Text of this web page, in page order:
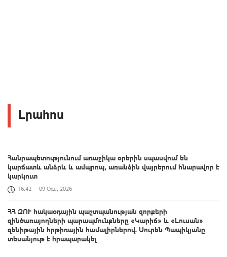
Լրահոս
Հանրապետությունում առաջիկա օրերին սպասվում են
կարճատև անձրև և ամպրոպ, առանձին վայրերում հնարավոր է
կարկուտ
16:42 09 Օգս, 2026
ՀՀ ԶՈՒ հակաօդային պաշտպանության զորքերի
զինծառայողների պարապմունքները «Կարիճ» և «Լուսան»
զենիթային հրթիռային համալիրներով. Սուրեն Պապիկյանը
տեսանյութ է հրապարակել